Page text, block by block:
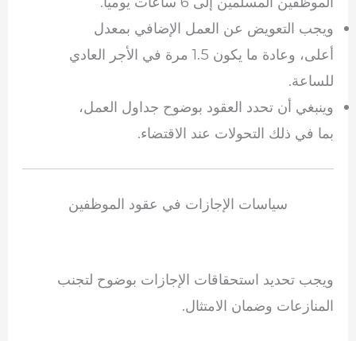
ويجب التعويض عن العمل الإضافي بمعدل
أعلى، وعادة ما يكون 1.5 مرة في الأجر العادي
للساعة.
وينبغي أن تحدد العقود بوضوح جداول العمل،
بما في ذلك التحولات عند الاقتضاء.
سياسات الإجازات في عقود الموظفين
ويجب تحديد استحقاقات الإجازات بوضوح لتجنب
المنازعات وضمان الامتثال.